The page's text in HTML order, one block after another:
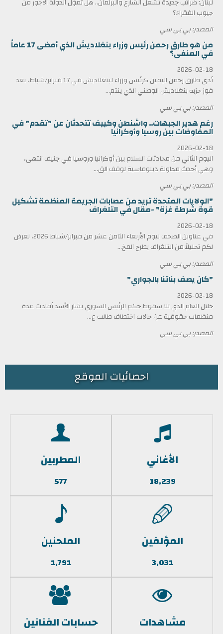
جيوب الفقراء؟
المصدر: بي بي سي
من هو طارق رحمن رئيس وزراء بنغلاديش الذي أمضى 17 عاماً
في المنفى؟
2026-02-18
أدى طارق رحمن اليمين كرئيس وزراء لبنغلاديش في 17 فبراير/شباط، بعد
فوز حزبه بنغلاديش الوطني الذي ينتم...
المصدر: بي بي سي
رغم هدير الجبهات.. واشنطن وكييف تتحدثان عن "تقدم" في
المفاوضات بين روسيا وأوكرانيا
2026-02-18
اليوم الثاني من محادثات السلام بين أوكرانيا وروسيا في جنيف انتهى،
وهي أحدث محاولة دبلوماسية لوقف الق...
المصدر: بي بي سي
"الولايات المتحدة تريد من عصابات الجريمة المنظمة تشكيل
قوة شرطة غزة" -مقال في التلغراف
2026-02-18
في عناوين الصحف ليوم الأربعاء الثامن عشر من فبراير/شباط 2026، نعرض
لكم تحليلاً من التلغراف يطرح المخ...
المصدر: بي بي سي
"كان يصف بناتنا بالجواري"
2026-02-18
خلال العام الذي تلا سقوط حكم الرئيس السوري بشار الأسد أفادت عدة
منظمات حقوقية عن حالات اختطاف طالت ع...
المصدر: بي بي سي
احصائيات الموقع
الأغاني
18,239
المطربين
577
المؤلفين
3,031
الملحنين
1,791
مشاهدات حسابات الفنانين